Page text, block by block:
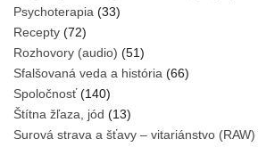
Psychoterapia (33)
Recepty (72)
Rozhovory (audio) (51)
Sfalšovaná veda a história (66)
Spoločnosť(140)
Štítna žľaza, jód (13)
Surová strava a šťavy – vitariánstvo (RAW)